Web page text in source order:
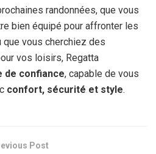
randonnées, que vous
bien équipé pour affronter les
vous cherchiez des
vos loisirs, Regatta
de confiance, capable de vous
confort, sécurité et style.
Post